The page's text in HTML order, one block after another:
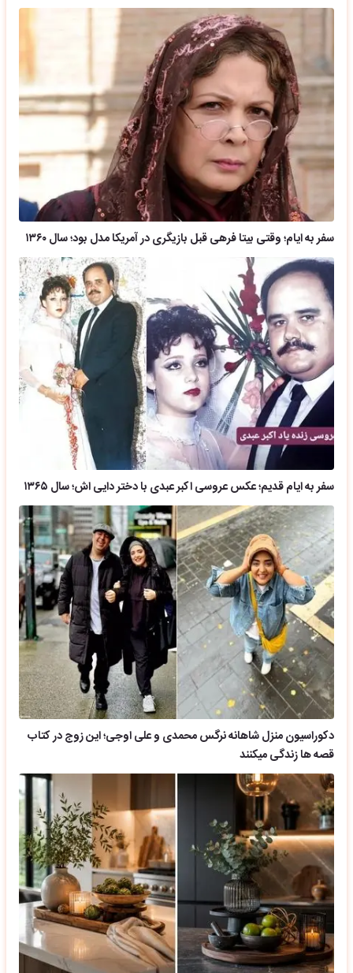
سفر به ایام؛ وقتی بیتا فرهی قبل بازیگری در آمریکا مدل بود؛ سال ۱۳۶۰
سفر به ایام قدیم؛ عکس عروسی اکبر عبدی با دختر دایی اش؛ سال ۱۳۶۵
دکوراسیون منزل شاهانه نرگس محمدی و علی اوجی؛ این زوج در کتاب
قصه ها زندگی میکنند